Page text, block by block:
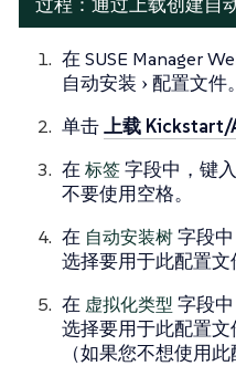
在 SUSE Manager
自动安装
配置文件。
单击上载 Kickstart/
在 标签字段中，键
不要使用空格。
在 自动安装树字段中
选择要用于此配置文
在 虚拟化类型 字段中
选择要用于此配置
（如果您不想使用